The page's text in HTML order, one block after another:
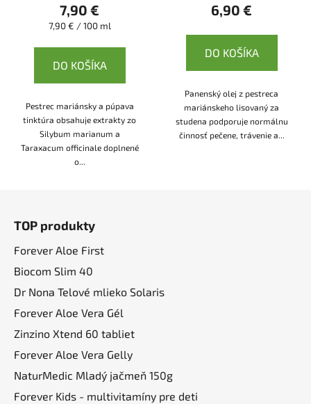
7,90 €
Jednotková
7,90 € / 100 ml
DO KOŠÍKA
Pestrec mariánsky a púpava
tinktúra obsahuje extrakty zo
Silybum marianum a
Taraxacum officinale doplnené
o...
6,90 €
DO KOŠÍKA
Panenský olej z pestreca
mariánskeho lisovaný za
studena podporuje normálnu
činnosť pečene, trávenie a...
TOP produkty
Forever Aloe First
Biocom Slim 40
Dr Nona Telové mlieko Solaris
Forever Aloe Vera Gél
Zinzino Xtend 60 tabliet
Forever Aloe Vera Gelly
NaturMedic Mladý jačmeň 150g
Forever Kids - multivitamíny pre deti